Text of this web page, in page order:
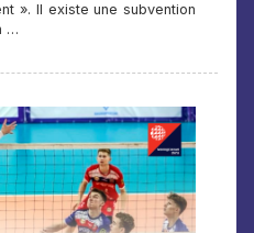
». Il existe une subvention
…